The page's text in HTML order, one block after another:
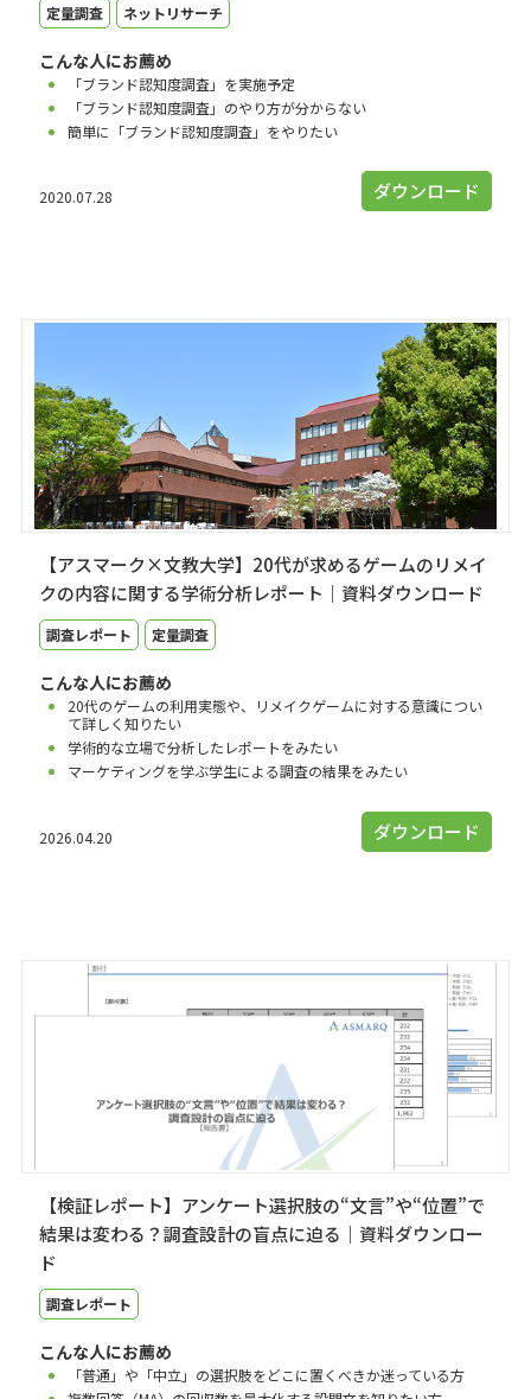
定量調査 ネットリサーチ
こんな人にお薦め
「ブランド認知度調査」を実施予定
「ブランド認知度調査」のやり方が分からない
簡単に「ブランド認知度調査」をやりたい
2020.07.28 ダウンロード
【アスマーク×文教大学】20代が求めるゲームのリメイ
クの内容に関する学術分析レポート｜資料ダウンロード
調査レポート 定量調査
こんな人にお薦め
20代のゲームの利用実態や、リメイクゲームに対する意識につい
て詳しく知りたい
学術的な立場で分析したレポートをみたい
マーケティングを学ぶ学生による調査の結果をみたい
2026.04.20 ダウンロード
【検証レポート】アンケート選択肢の“文言”や“位置”で
結果は変わる？調査設計の盲点に迫る｜資料ダウンロー
ド
調査レポート
こんな人にお薦め
「普通」や「中立」の選択肢をどこに置くべきか迷っている方